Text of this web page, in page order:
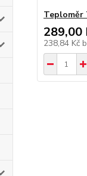
Teploměr
289,00
238,84 Kč